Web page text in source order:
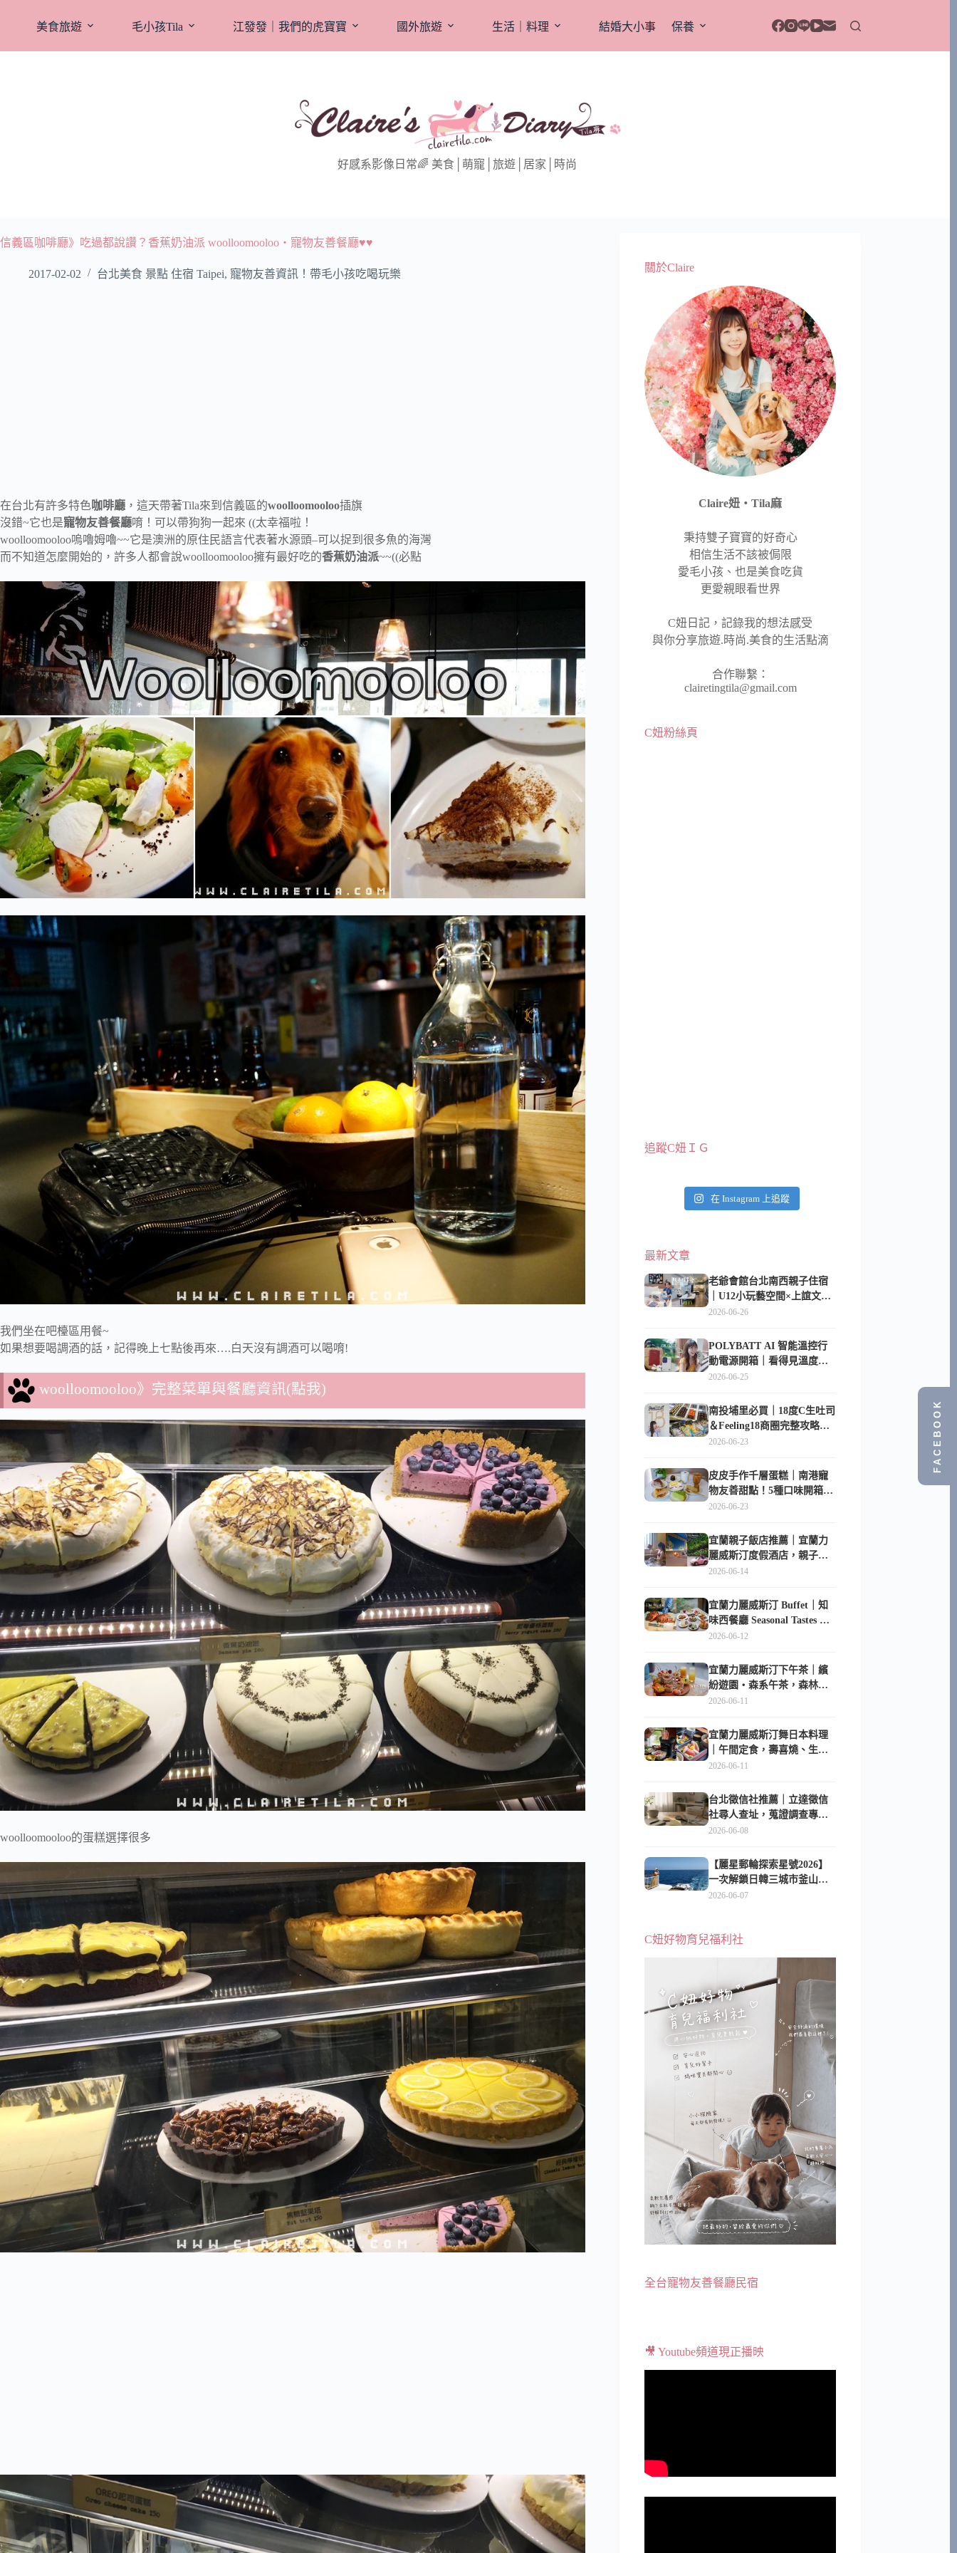
美食旅遊 毛小孩Tila 江發發｜我們的虎寶寶 國外旅遊 生活｜料理 結婚大小事 保養
好感系影像日常🌈 美食│萌寵│旅遊│居家│時尚
信義區咖啡廳》吃過都說讚？香蕉奶油派 woolloomooloo‧寵物友善餐廳♥♥
2017-02-02 台北美食 景點 住宿 Taipei, 寵物友善資訊！帶毛小孩吃喝玩樂
在台北有許多特色咖啡廳 ，這天帶著Tila來到信義區的woolloomooloo插旗
沒錯~它也是寵物友善餐廳唷！可以帶狗狗一起來 ((太幸福啦！
woolloomooloo嗚嚕姆嚕~~它是澳洲的原住民語言代表著水源頭–可以捉到很多魚的海灣
而不知道怎麼開始的，許多人都會說woolloomooloo擁有最好吃的香蕉奶油派~~((必點
我們坐在吧檯區用餐~
如果想要喝調酒的話，記得晚上七點後再來….白天沒有調酒可以喝唷!
woolloomooloo》完整菜單與餐廳資訊(點我)
woolloomooloo的蛋糕選擇很多
關於Claire
Claire妞‧Tila麻
秉持雙子寶寶的好奇心
相信生活不該被侷限
愛毛小孩、也是美食吃貨
更愛親眼看世界
C妞日記，記錄我的想法感受
與你分享旅遊.時尚.美食的生活點滴
合作聯繫：
clairetingtila@gmail.com
C妞粉絲頁
追蹤C妞ＩＧ
在 Instagram 上追蹤
最新文章
老爺會館台北南西親子住宿
｜U12小玩藝空間×上誼文
化，暑假帶孩子這樣玩
2026-06-26
POLYBATT AI 智能溫控行
動電源開箱｜看得見溫度與
電量，外出更安心的
2026-06-25
南投埔里必買｜18度C生吐司
＆Feeling18商圈完整攻略，
在地人帶路這樣逛
2026-06-23
皮皮手作千層蛋糕｜南港寵
物友善甜點！5種口味開箱，
比Lady M便宜一半的台北隱
2026-06-23
宜蘭親子飯店推薦｜宜蘭力
麗威斯汀度假酒店，親子
房、Buffet、泳池、兒童俱樂
2026-06-14
宜蘭力麗威斯汀 Buffet｜知
味西餐廳 Seasonal Tastes 晚
餐早餐吃什麼？
2026-06-12
宜蘭力麗威斯汀下午茶｜繽
紛遊園・森系午茶，森林系
甜點超好拍
2026-06-11
宜蘭力麗威斯汀舞日本料理
｜午間定食，壽喜燒、生魚
片與日式包廂空間
2026-06-11
台北徵信社推薦｜立達徵信
社尋人查址，蒐證調查專家
陪你找回失聯的家人
2026-06-08
【麗星郵輪探索星號2026】
一次解鎖日韓三城市釜山、
長崎、那霸｜餐點升級、表
2026-06-07
C妞好物育兒福利社
全台寵物友善餐廳民宿
🎥 Youtube頻道現正播映
FACEBOOK